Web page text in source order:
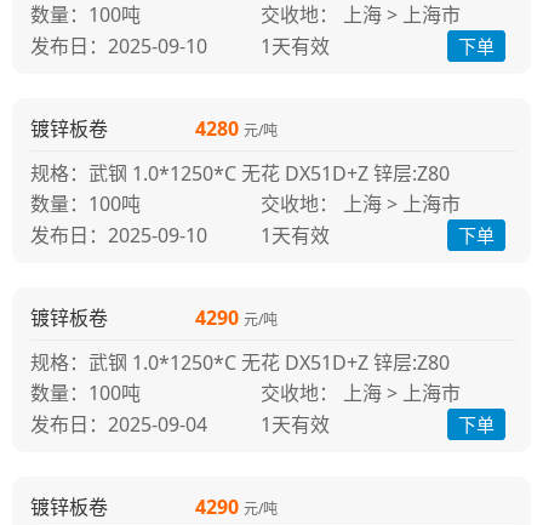
发布日：2025-09-10 下单
100吨
交收地： 上海 > 上海市
1天有效
镀锌板卷 4280 元/吨
发布日：2025-09-10
规格：武钢 1.0*1250*C 无花 DX51D+Z 锌层:Z80
下单
100吨
交收地： 上海 > 上海市
1天有效
镀锌板卷 4290 元/吨
发布日：2025-09-04
规格：武钢 1.0*1250*C 无花 DX51D+Z 锌层:Z80
下单
100吨
交收地： 上海 > 上海市
1天有效
镀锌板卷 4290 元/吨